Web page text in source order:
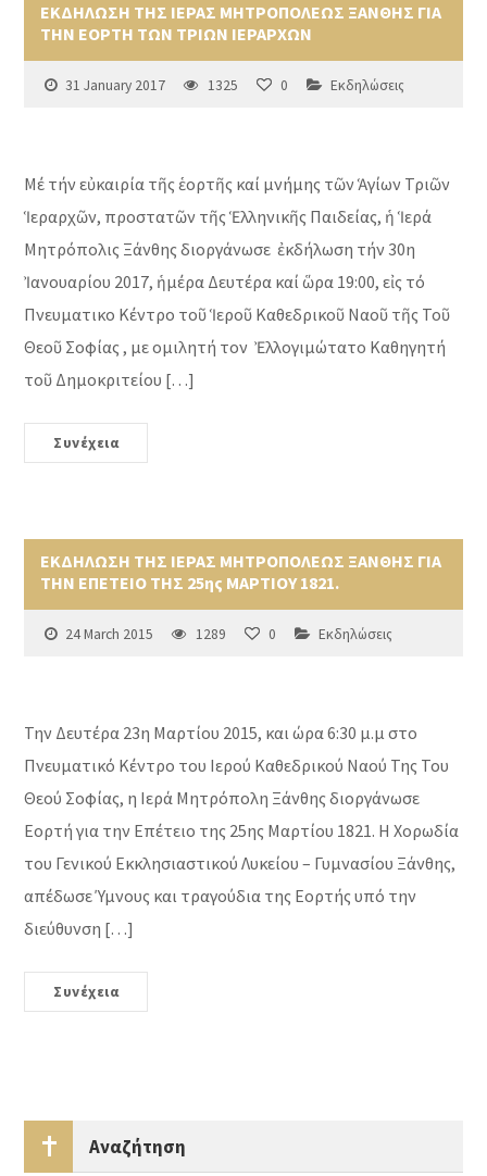
ΕΚΔΗΛΩΣΗ ΤΗΣ ΙΕΡΑΣ ΜΗΤΡΟΠΟΛΕΩΣ ΞΑΝΘΗΣ ΓΙΑ
ΤΗΝ ΕΟΡΤΗ ΤΩΝ ΤΡΙΩΝ ΙΕΡΑΡΧΩΝ
31 January 2017 1325 0 Εκδηλώσεις
Μέ τήν εὐκαιρία τῆς ἑορτῆς καί μνήμης τῶν Ἁγίων Τριῶν
Ἱεραρχῶν, προστατῶν τῆς Ἑλληνικῆς Παιδείας, ἡ Ἱερά
Μητρόπολις Ξάνθης διοργάνωσε ἐκδήλωση τήν 30η
Ἰανουαρίου 2017, ἡμέρα Δευτέρα καί ὥρα 19:00, εἰς τό
Πνευματικο Κέντρο τοῦ Ἱεροῦ Καθεδρικοῦ Ναοῦ τῆς Τοῦ
Θεοῦ Σοφίας , με ομιλητή τον Ἐλλογιμώτατο Καθηγητή
τοῦ Δημοκριτείου […]
Συνέχεια
ΕΚΔΗΛΩΣΗ ΤΗΣ ΙΕΡΑΣ ΜΗΤΡΟΠΟΛΕΩΣ ΞΑΝΘΗΣ ΓΙΑ
ΤΗΝ ΕΠΕΤΕΙΟ ΤΗΣ 25ης ΜΑΡΤΙΟΥ 1821.
24 March 2015 1289 0 Εκδηλώσεις
Την Δευτέρα 23η Μαρτίου 2015, και ώρα 6:30 μ.μ στο
Πνευματικό Κέντρο του Ιερού Καθεδρικού Ναού Της Του
Θεού Σοφίας, η Ιερά Μητρόπολη Ξάνθης διοργάνωσε
Εορτή για την Επέτειο της 25ης Μαρτίου 1821. Η Χορωδία
του Γενικού Εκκλησιαστικού Λυκείου – Γυμνασίου Ξάνθης,
απέδωσε Ύμνους και τραγούδια της Εορτής υπό την
διεύθυνση […]
Συνέχεια
Αναζήτηση